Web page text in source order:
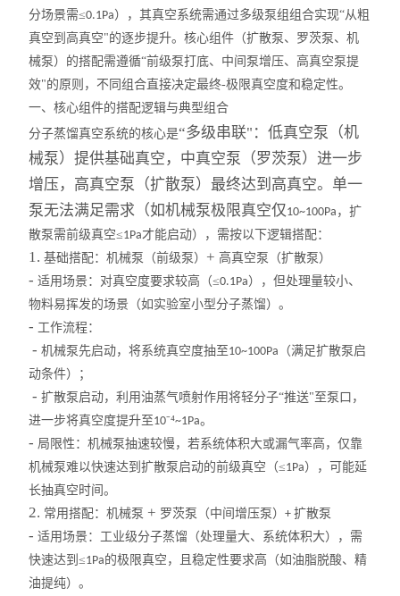
薄膜蒸发仪
不锈钢浓缩装置
卫生级储罐
脱色罐
酒精沉淀罐/醇沉罐
不锈钢配制罐
多功能提取罐
高温循环油浴锅
玻璃反应釜
低温冷却液循环泵
高低温循环装置
低温反应浴/恒温槽
电热套
旋片式真空泵
分场景需≤0.1Pa），其真空系统需通过多级泵组组合实现“从粗
真空到高真空"的逐步提升。核心组件（扩散泵、罗茨泵、机
械泵）的搭配需遵循“前级泵打底、中间泵增压、高真空泵提
效"的原则，不同组合直接决定最终-极限真空度和稳定性。
一、核心组件的搭配逻辑与典型组合
分子蒸馏真空系统的核心是“多级串联"：低真空泵（机
械泵）提供基础真空，中真空泵（罗茨泵）进一步
增压，高真空泵（扩散泵）最终达到高真空。单一
泵无法满足需求（如机械泵极限真空仅10~100Pa ，扩
散泵需前级真空≤1Pa才能启动），需按以下逻辑搭配：
1.基础搭配：机械泵（前级泵） +高真空泵（扩散泵）
-适用场景：对真空度要求较高（≤0.1Pa），但处理量较小、
物料易挥发的场景（如实验室小型分子蒸馏）。
- 工作流程：
-机械泵先启动，将系统真空度抽至10~100Pa （满足扩散泵启
动条件）；
-扩散泵启动，利用油蒸气喷射作用将轻分子“推送"至泵口，
进一步将真空度提升至10⁻⁴~1Pa。
- 局限性：机械泵抽速较慢，若系统体积大或漏气率高，仅靠
机械泵难以快速达到扩散泵启动的前级真空（≤1Pa），可能延
长抽真空时间。
2. 常用搭配：机械泵 + 罗茨泵（中间增压泵）+扩散泵
-适用场景：工业级分子蒸馏（处理量大、系统体积大），需
快速达到≤1Pa的极限真空，且稳定性要求高（如油脂脱酸、精
油提纯）。